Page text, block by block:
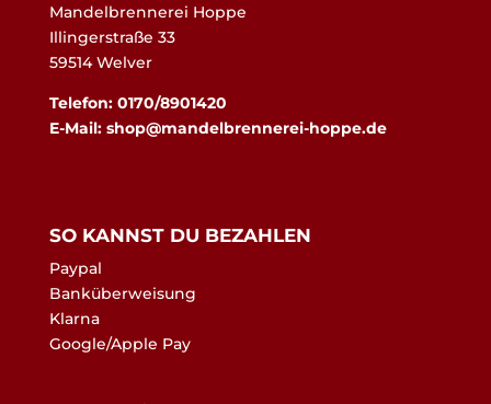
Mandelbrennerei Hoppe
Illingerstraße 33
59514 Welver
Telefon: 0170/8901420
E-Mail:shop@mandelbrennerei-hoppe.de
SO KANNST DU BEZAHLEN
Paypal
Banküberweisung
Klarna
Google/Apple Pay